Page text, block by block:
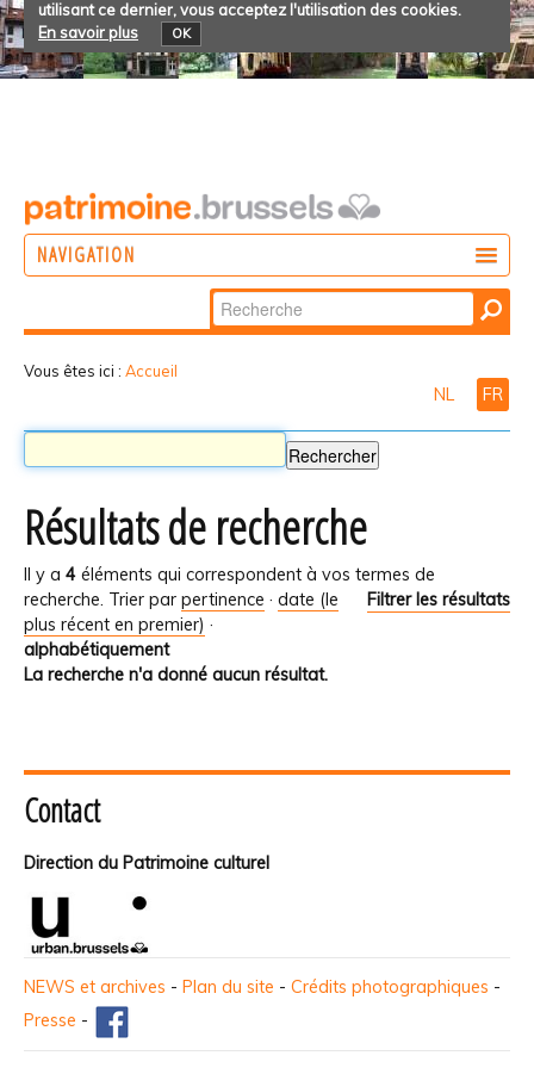
utilisant ce dernier, vous acceptez l'utilisation des cookies.
En savoir plus
OK
NAVIGATION
Chercher par
Recherche
Vous êtes ici : Accueil
NL FR
Résultats de recherche
Il y a 4 éléments qui correspondent à vos termes de
recherche.
Filtrer les résultats
Trier par pertinence · date (le
plus récent en premier) ·
alphabétiquement
La recherche n'a donné aucun résultat.
Contact
Direction du Patrimoine culturel
NEWS et archives - Plan du site - Crédits photographiques -
Presse -